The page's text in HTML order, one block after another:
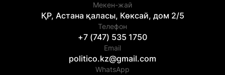
Мекен-жай
ҚР, Астана қаласы, Көксай, дом 2/5
Телефон
+7 (747) 535 1750
Email
politico.kz@gmail.com
WhatsApp